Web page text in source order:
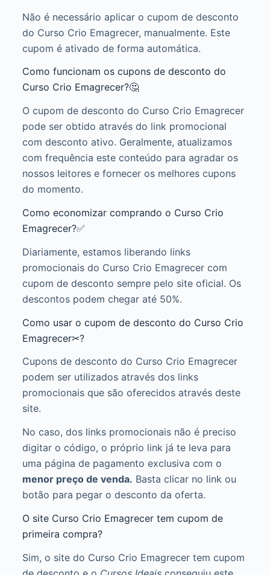
Não é necessário aplicar o cupom de desconto
do Curso Crio Emagrecer, manualmente. Este
cupom é ativado de forma automática.
Como funcionam os cupons de desconto do
Curso Crio Emagrecer?🤔
O cupom de desconto do Curso Crio Emagrecer
pode ser obtido através do link promocional
com desconto ativo. Geralmente, atualizamos
com frequência este conteúdo para agradar os
nossos leitores e fornecer os melhores cupons
do momento.
Como economizar comprando o Curso Crio
Emagrecer?✅
Diariamente, estamos liberando links
promocionais do Curso Crio Emagrecer com
cupom de desconto sempre pelo site oficial. Os
descontos podem chegar até 50%.
Como usar o cupom de desconto do Curso Crio
Emagrecer✂?
Cupons de desconto do Curso Crio Emagrecer
podem ser utilizados através dos links
promocionais que são oferecidos através deste
site.
No caso, dos links promocionais não é preciso
digitar o código, o próprio link já te leva para
uma página de pagamento exclusiva com o
menor preço de venda. Basta clicar no link ou
botão para pegar o desconto da oferta.
O site Curso Crio Emagrecer tem cupom de
primeira compra?
Sim, o site do Curso Crio Emagrecer tem cupom